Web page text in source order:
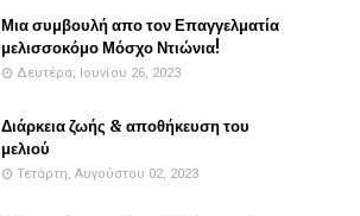
Μια συμβουλή απο τον Επαγγελματία
μελισσοκόμο Μόσχο Ντιώνια!
Δευτέρα, Ιουνίου 26, 2023
Διάρκεια ζωής & αποθήκευση του
μελιού
Τετάρτη, Αυγούστου 02, 2023